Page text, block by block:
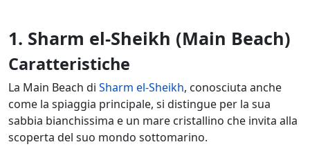
1. Sharm el-Sheikh (Main Beach)
Caratteristiche
La Main Beach di Sharm el-Sheikh, conosciuta anche
come la spiaggia principale, si distingue per la sua
sabbia bianchissima e un mare cristallino che invita alla
scoperta del suo mondo sottomarino.